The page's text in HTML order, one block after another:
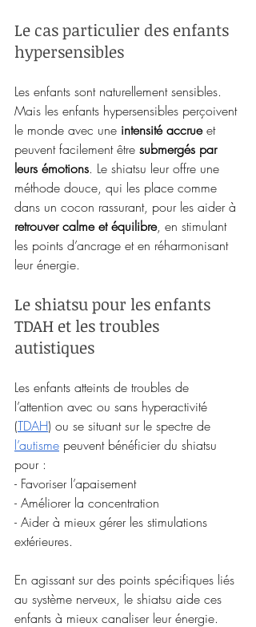
Le cas particulier des enfants
hypersensibles
Les enfants sont naturellement sensibles.
Mais les enfants hypersensibles perçoivent
le monde avec une intensité accrue et
peuvent facilement être submergés par
leurs émotions. Le shiatsu leur offre une
méthode douce, qui les place comme
dans un cocon rassurant, pour les aider à
retrouver calme et équilibre, en stimulant
les points d’ancrage et en réharmonisant
leur énergie.
Le shiatsu pour les enfants
TDAH et les troubles
autistiques
Les enfants atteints de troubles de
l’attention avec ou sans hyperactivité
(TDAH) ou se situant sur le spectre de
l’autisme peuvent bénéficier du shiatsu
pour :
- Favoriser l’apaisement
- Améliorer la concentration
- Aider à mieux gérer les stimulations
extérieures.
En agissant sur des points spécifiques liés
au système nerveux, le shiatsu aide ces
enfants à mieux canaliser leur énergie.